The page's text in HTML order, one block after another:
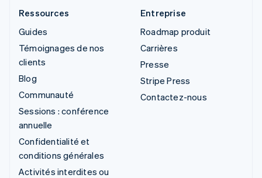
Ressources
Guides
Témoignages de nos
clients
Blog
Communauté
Sessions : conférence
annuelle
Confidentialité et
conditions générales
Activités interdites ou
Entreprise
Roadmap produit
Carrières
Presse
Stripe Press
Contactez-nous